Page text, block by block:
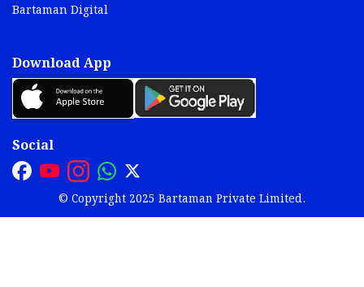
Bartaman Digital
Download App
Social
© Copyright 2025 Bartaman Private Limited.